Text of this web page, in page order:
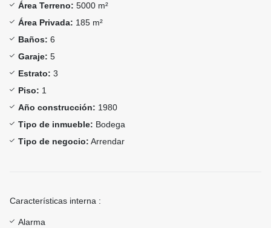
Área Terreno: 5000 m²
Área Privada: 185 m²
Baños: 6
Garaje: 5
Estrato: 3
Piso: 1
Año construcción: 1980
Tipo de inmueble: Bodega
Tipo de negocio: Arrendar
Características interna :
Alarma